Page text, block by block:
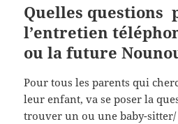
Quelles questions
l’entretien
ou la future
Pour tous les parents qui
leur enfant, va se poser la
trouver un ou une baby-